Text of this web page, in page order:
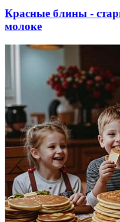
Красные блины -
молоке